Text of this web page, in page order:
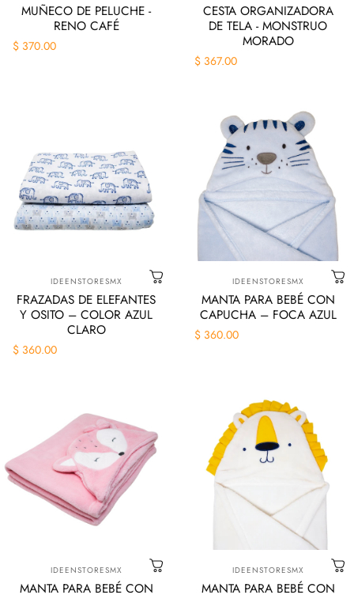
MUÑECO DE PELUCHE -
RENO CAFÉ
$ 370.00
CESTA ORGANIZADORA
DE TELA - MONSTRUO
MORADO
$ 367.00
Marca:
IDEENSTORESMX
FRAZADAS DE ELEFANTES
Y OSITO – COLOR AZUL
CLARO
$ 360.00
Marca:
IDEENSTORESMX
MANTA PARA BEBÉ CON
CAPUCHA – FOCA AZUL
$ 360.00
Marca:
IDEENSTORESMX
MANTA PARA BEBÉ CON
Marca:
IDEENSTORESMX
MANTA PARA BEBÉ CON